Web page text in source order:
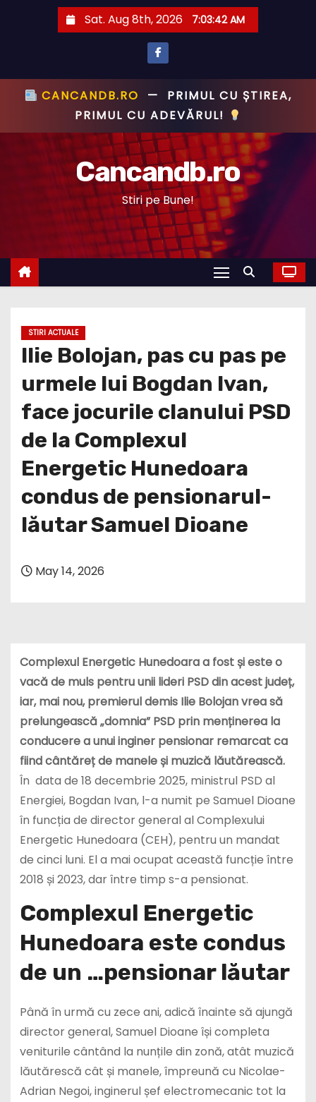
Sat. Aug 8th, 2026 7:03:43 AM
CANCANDB.RO — PRIMUL CU ȘTIREA,
PRIMUL CU ADEVĂRUL!
Cancandb.ro
Stiri pe Bune!
STIRI ACTUALE
Ilie Bolojan, pas cu pas pe
urmele lui Bogdan Ivan,
face jocurile clanului PSD
de la Complexul
Energetic Hunedoara
condus de pensionarul-
lăutar Samuel Dioane
May 14, 2026
Complexul Energetic Hunedoara a fost și este o
vacă de muls pentru unii lideri PSD din acest județ,
iar, mai nou, premierul demis Ilie Bolojan vrea să
prelungească „domnia” PSD prin menținerea la
conducere a unui inginer pensionar remarcat ca
fiind cântăreț de manele și muzică lăutărească.
În data de 18 decembrie 2025, ministrul PSD al
Energiei, Bogdan Ivan, l-a numit pe Samuel Dioane
în funcția de director general al Complexului
Energetic Hunedoara (CEH), pentru un mandat
de cinci luni. El a mai ocupat această funcție între
2018 și 2023, dar între timp s-a pensionat.
Complexul Energetic
Hunedoara este condus
de un …pensionar lăutar
Până în urmă cu zece ani, adică înainte să ajungă
director general, Samuel Dioane își completa
veniturile cântând la nunțile din zonă, atât muzică
lăutărescă cât și manele, împreună cu Nicolae-
Adrian Negoi, inginerul șef electromecanic tot la